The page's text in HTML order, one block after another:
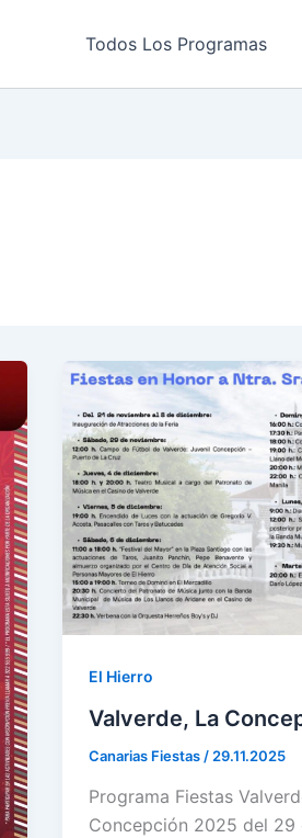
Todos Los Programas
El Hierro
Valverde, La
Canarias Fiestas / 29.11.2025
Programa Fiestas
Concepción 2025 del 29